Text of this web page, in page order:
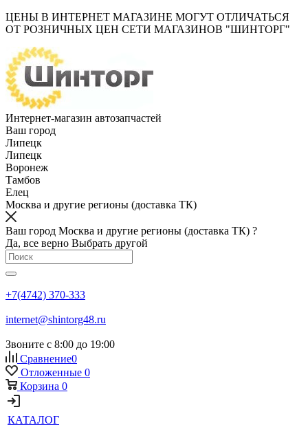
ЦЕНЫ В ИНТЕРНЕТ МАГАЗИНЕ МОГУТ ОТЛИЧАТЬСЯ
ОТ РОЗНИЧНЫХ ЦЕН СЕТИ МАГАЗИНОВ "ШИНТОРГ"
Интернет-магазин автозапчастей
Ваш город
Липецк
Липецк
Воронеж
Тамбов
Елец
Москва и другие регионы (доставка ТК)
Ваш город Москва и другие регионы (доставка ТК) ?
Да, все верно Выбрать другой
+7(4742) 370-333
internet@shintorg48.ru
Звоните с 8:00 до 19:00
Сравнение0
Отложенные 0
Корзина 0
КАТАЛОГ